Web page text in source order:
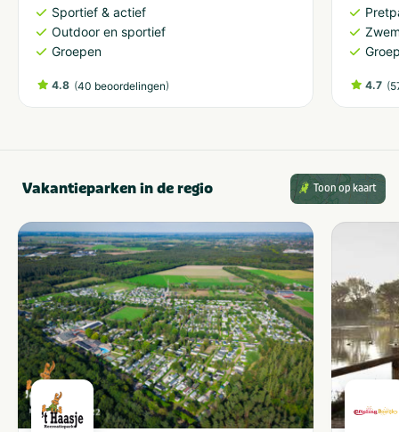
Sportief & actief
Outdoor en sportief
Groepen
4.8 (40 beoordelingen) 4.7 (
Vakantieparken in de regio Toon op kaart